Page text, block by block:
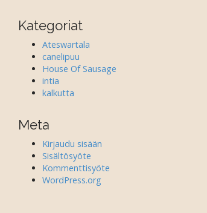
Kategoriat
Ateswartala
canelipuu
House Of Sausage
intia
kalkutta
Meta
Kirjaudu sisään
Sisältösyöte
Kommenttisyöte
WordPress.org